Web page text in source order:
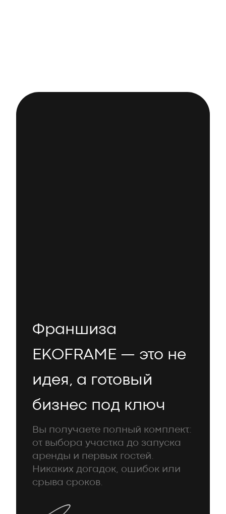
Франшиза
EKOFRAME — это не
идея, а готовый
бизнес под ключ
Вы получаете полный комплект:
от выбора участка до запуска
аренды и первых гостей.
Никаких догадок, ошибок или
срыва сроков.